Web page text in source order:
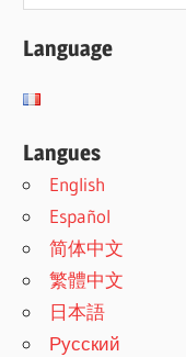
Language
Langues
English
Español
简体中文
繁體中文
日本語
Русский